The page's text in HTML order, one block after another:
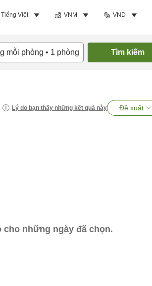
Tiếng Việt VNM VND
mỗi phòng • 1 phòng Tìm kiếm
Lý do bạn thấy những kết quả này Đề xuất
những ngày đã chọn.